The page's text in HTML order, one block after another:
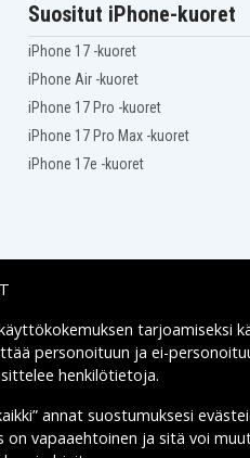
Suositut iPhone-kuoret
iPhone 17 -kuoret
iPhone Air -kuoret
iPhone 17 Pro -kuoret
iPhone 17 Pro Max -kuoret
iPhone 17e -kuoret
Toimitusvaihtoehdot
tarjoamiseksi
personoituun ja ei-
henkilötietoja.
annat suostumuksesi
on vapaaehtoinen ja sitä voi